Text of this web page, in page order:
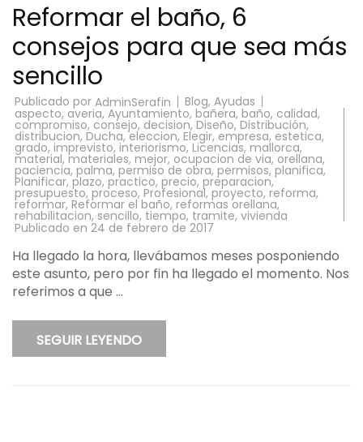
Reformar el baño, 6
consejos para que sea más
sencillo
Publicado por AdminSerafin Blog, Ayudas
aspecto, averia, Ayuntamiento, bañera, baño, calidad,
compromiso, consejo, decision, Diseño, Distribución,
distribucion, Ducha,eleccion, Elegir, empresa, estetica,
grado, imprevisto, interiorismo, Licencias, mallorca,
material, materiales, mejor, ocupacion de via, orellana,
paciencia, palma, permiso de obra, permisos,planifica,
Planificar,plazo, practico, precio, preparacion,
presupuesto, proceso, Profesional, proyecto, reforma,
reformar, Reformar el baño, reformas orellana,
rehabilitacion, sencillo, tiempo, tramite, vivienda
Publicado en 24 de febrero de 2017
Ha llegado la hora, llevábamos meses posponiendo
este asunto, pero por fin ha llegado el momento. Nos
referimos a que …
SEGUIR LEYENDO